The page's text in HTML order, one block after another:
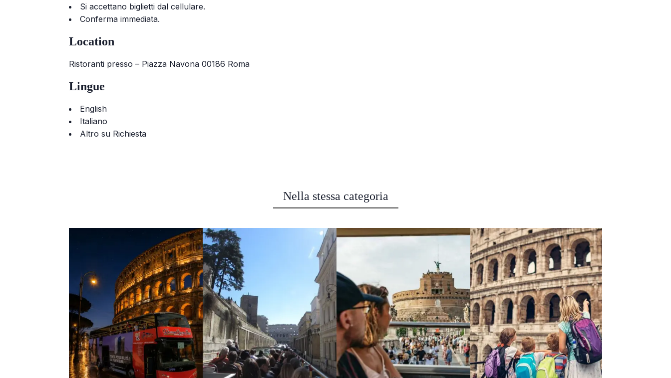
Si accettano biglietti dal cellulare.
Conferma immediata.
Location
Ristoranti presso – Piazza Navona 00186 Roma
Lingue
English
Italiano
Altro su Richiesta
Nella stessa categoria